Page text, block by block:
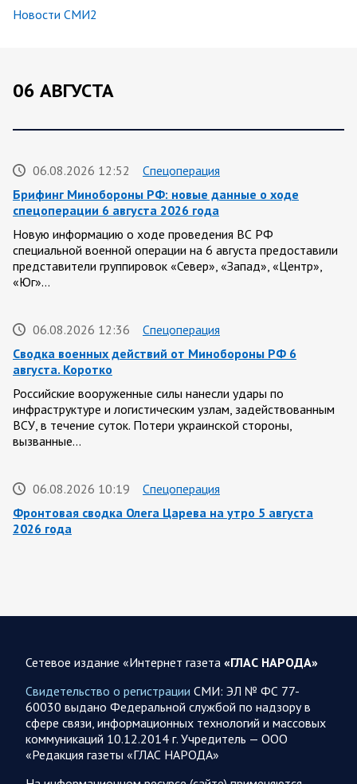
Новости СМИ2
06 АВГУСТА
06.08.2026 12:52
Спецоперация
Брифинг Минобороны РФ: новые данные о ходе
спецоперации 6 августа 2026 года
Новую информацию о ходе проведения ВС РФ
специальной военной операции на 6 августа предоставили
представители группировок «Север», «Запад», «Центр»,
«Юг»…
06.08.2026 12:36
Спецоперация
Сводка военных действий от Минобороны РФ 6
августа. Коротко
Российские вооруженные силы нанесли удары по
инфраструктуре и логистическим узлам, задействованным
ВСУ, в течение суток. Потери украинской стороны,
вызванные…
06.08.2026 10:19
Спецоперация
Фронтовая сводка Олега Царева на утро 5 августа
2026 года
Украинские террористы продолжают убивать мирное
население приграничных районов. Данные на 6 августа
За прошедшие сутки армия трусов и убийц, будучи не в
силах ничего противопоставить на поле боя, атаковала
гражданское население Белгородской…
Сетевое издание «Интернет газета «ГЛАС НАРОДА»
Свидетельство о регистрации СМИ: ЭЛ № ФС 77-
60030 выдано Федеральной службой по надзору в
сфере связи, информационных технологий и массовых
коммуникаций 10.12.2014 г. Учредитель — ООО
«Редакция газеты «ГЛАС НАРОДА»